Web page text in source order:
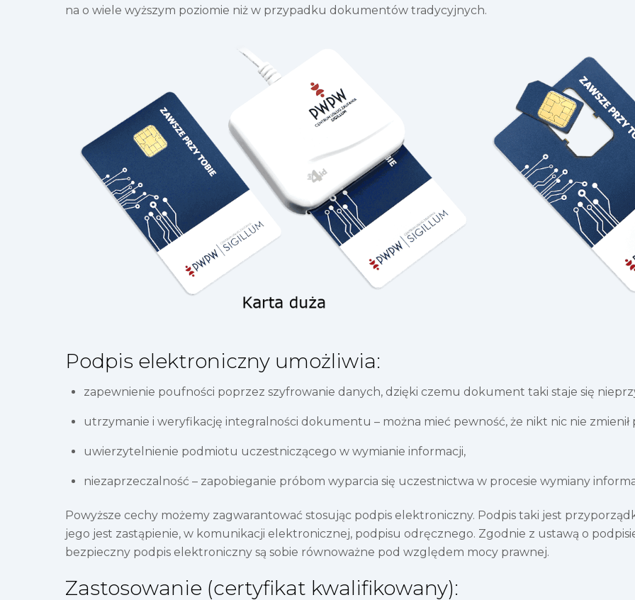
na o wiele wyższym poziomie niż w przypadku dokumentów tradycyjnych.
Podpis elektroniczny umożliwia:
zapewnienie poufności poprzez szyfrowanie danych, dzięki czemu dokument taki staje się
utrzymanie i weryfikację integralności dokumentu – można mieć pewność, że nikt nic nie zmienił
uwierzytelnienie podmiotu uczestniczącego w wymianie informacji,
niezaprzeczalność – zapobieganie próbom wyparcia się uczestnictwa w procesie wymiany
Powyższe cechy możemy zagwarantować stosując podpis elektroniczny. Podpis taki jest
jego jest zastąpienie, w komunikacji elektronicznej, podpisu odręcznego. Zgodnie z ustawą o
bezpieczny podpis elektroniczny są sobie równoważne pod względem mocy prawnej.
Zastosowanie (certyfikat kwalifikowany):